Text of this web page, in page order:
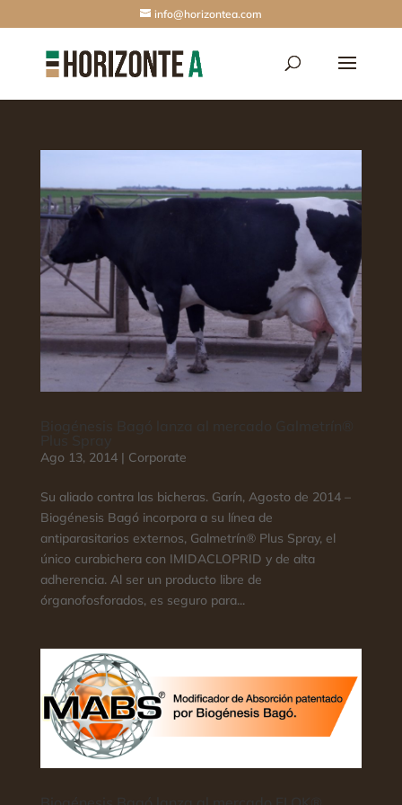
info@horizontea.com
Ago 13, 2014| Corporate
Su aliado contra las bicheras. Garín, Agosto de 2014 –
Biogénesis Bagó incorpora a su línea de
antiparasitarios externos, Galmetrín® Plus Spray, el
único curabichera con IMIDACLOPRID y de alta
adherencia. Al ser un producto libre de
órganofosforados, es seguro para...